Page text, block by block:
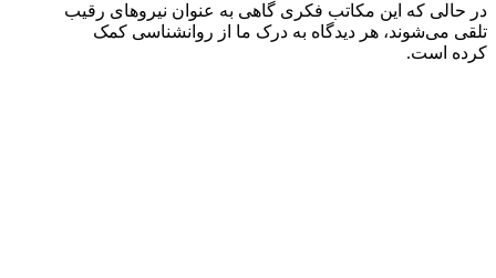
در حالی که این مکاتب فکری گاهی به عنوان نیروهای رقیب
تلقی می‌شوند، هر دیدگاه به درک ما از روانشناسی کمک
کرده است.